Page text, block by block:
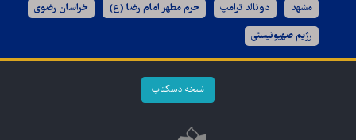
مشهد دونالد ترامپ حرم مطهر امام رضا (ع) خراسان رضوی
رژیم صهیونیستی
نسخه دسکتاپ